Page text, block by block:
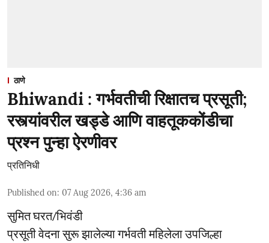
ठाणे
Bhiwandi : गर्भवतीची रिक्षातच प्रसूती;
रस्त्यांवरील खड्डे आणि वाहतूककोंडीचा
प्रश्न पुन्हा ऐरणीवर
प्रतिनिधी
Published on: 07 Aug 2026, 4:36 am
सुमित घरत/भिवंडी
प्रसूती वेदना सुरू झालेल्या गर्भवती महिलेला उपजिल्हा